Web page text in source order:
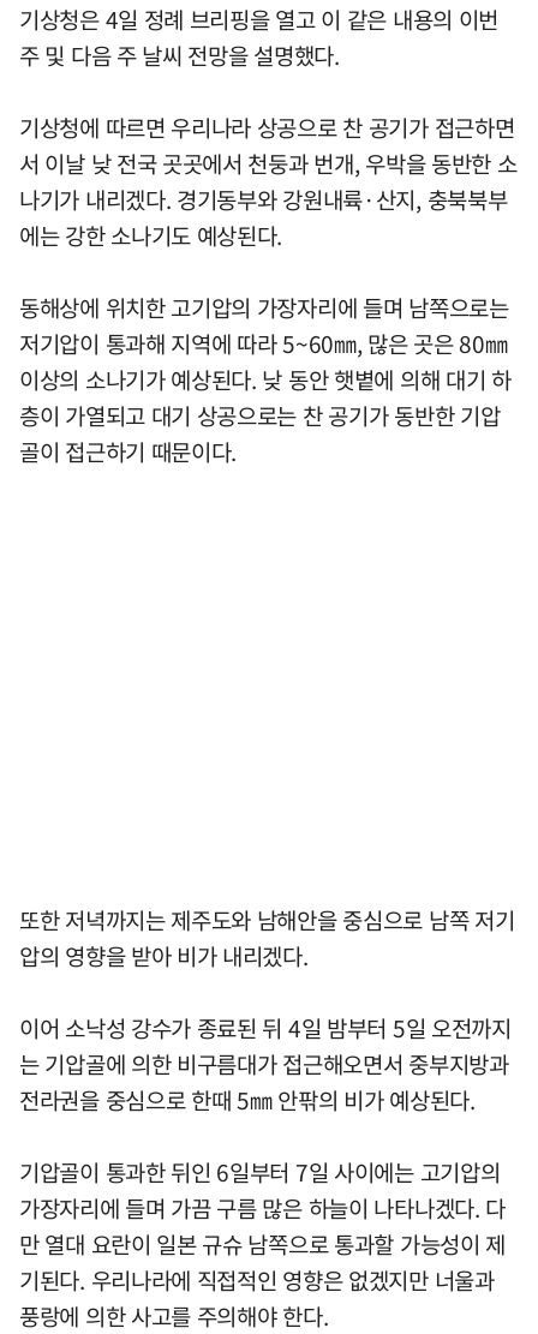
기상청은 4일 정례 브리핑을 열고 이 같은 내용의 이번
주 및 다음 주 날씨 전망을 설명했다.
기상청에 따르면 우리나라 상공으로 찬 공기가 접근하면
서 이날 낮 전국 곳곳에서 천둥과 번개, 우박을 동반한 소
나기가 내리겠다. 경기동부와 강원내륙·산지, 충북북부
에는 강한 소나기도 예상된다.
동해상에 위치한 고기압의 가장자리에 들며 남쪽으로는
저기압이 통과해 지역에 따라 5~60㎜, 많은 곳은 80㎜
이상의 소나기가 예상된다. 낮 동안 햇볕에 의해 대기 하
층이 가열되고 대기 상공으로는 찬 공기가 동반한 기압
골이 접근하기 때문이다.
또한 저녁까지는 제주도와 남해안을 중심으로 남쪽 저기
압의 영향을 받아 비가 내리겠다.
이어 소낙성 강수가 종료된 뒤 4일 밤부터 5일 오전까지
는 기압골에 의한 비구름대가 접근해오면서 중부지방과
전라권을 중심으로 한때 5㎜ 안팎의 비가 예상된다.
기압골이 통과한 뒤인 6일부터 7일 사이에는 고기압의
가장자리에 들며 가끔 구름 많은 하늘이 나타나겠다. 다
만 열대 요란이 일본 규슈 남쪽으로 통과할 가능성이 제
기된다. 우리나라에 직접적인 영향은 없겠지만 너울과
풍랑에 의한 사고를 주의해야 한다.